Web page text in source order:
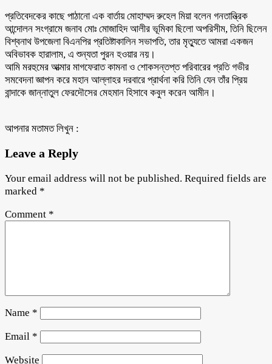
প্রতিবেদকের কাছে পাঠানো এক বার্তায় মোহাম্মদ রুহেল মিয়া বলেন গনতান্ত্রিক
আন্দোলন সংগ্রামে জনাব মোঃ মোজাহিদ আলীর ভূমিকা ছিলো অপরিসীম, তিনি ছিলেন
বিশ্বনাথ উপজেলা বিএনপির প্রতিষ্টাকালিন সভাপতি, তার মৃত্যুতে আমরা একজন
অবিভাবক হারালাম, এ শুন্যতা পুরন হওয়ার নয়।
আমি মরহুমের আত্মার মাগফেরাত কামনা ও শোকসন্তপ্ত পরিবারের প্রতি গভীর
সমবেদনা জ্ঞাপন করে মহান আল্লাহর দরবারে প্রার্থনা করি তিনি যেন তাঁর প্রিয়
বান্দাকে জান্নাতুল ফেরদৌসের মেহমান হিসাবে কবুল করেন আমীন।
আপনার মতামত লিখুন :
Leave a Reply
Your email address will not be published. Required fields are
marked *
Comment *
Name *
Email *
Website